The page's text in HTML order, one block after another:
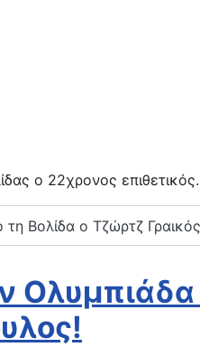
ο 22χρονος επιθετικός.
Βολίδα ο Τζώρτζ